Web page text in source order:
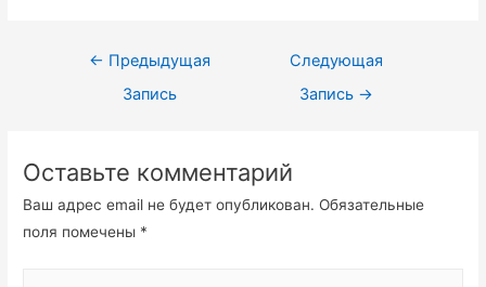
← Предыдущая
Запись
Следующая
Запись →
Оставьте комментарий
Ваш адрес email не будет опубликован. Обязательные
поля помечены *